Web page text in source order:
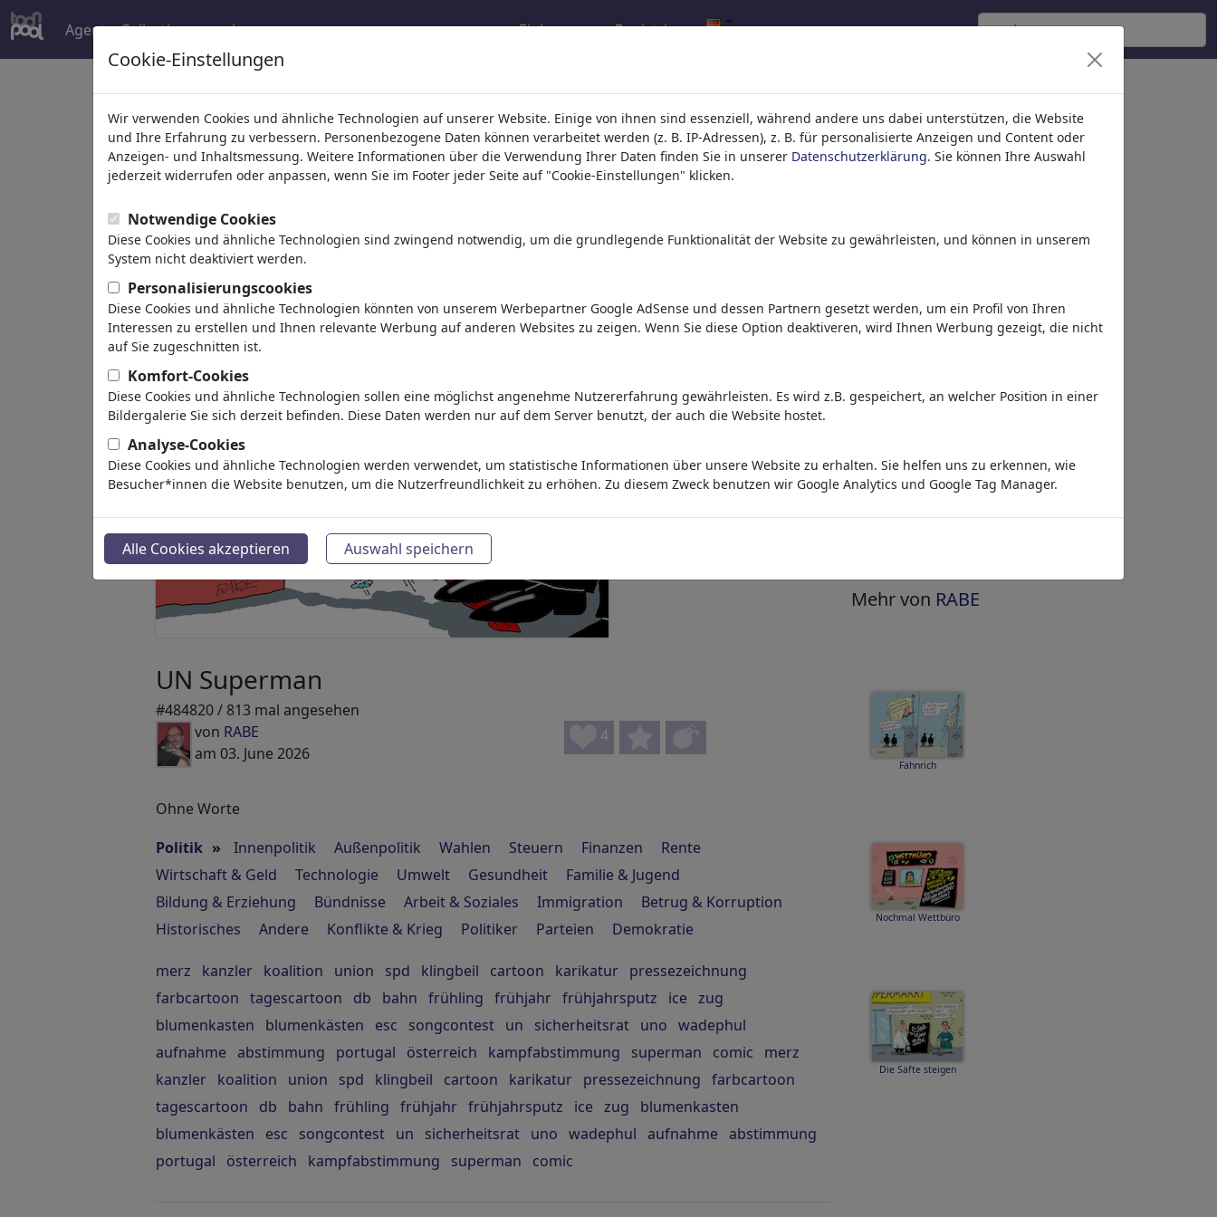
Agent Collections mehr Einloggen Registrieren
Welcome totoonpool.com,
world's largest community for cartoons, caricatures and fun drawings.
Browse413913 artworks,
Cartoons»Neue Cartoons
UN Superman
#484820 / 813 mal angesehen
von RABE
am 03. June 2026
4
Ohne Worte
Politik » Innenpolitik Außenpolitik Wahlen Steuern Finanzen
Rente
Wirtschaft & Geld
Technologie Umwelt Gesundheit
Familie & Jugend
Bildung & Erziehung
Bündnisse Arbeit & Soziales Immigration
Betrug & Korruption
Historisches
Andere Konflikte & Krieg Politiker Parteien Demokratie
merz kanzler koalition union spd klingbeil cartoon karikatur pressezeichnung
farbcartoon tagescartoon db bahn frühling frühjahr frühjahrsputz ice zug
blumenkasten
blumenkästen esc songcontest un sicherheitsrat uno wadephul
aufnahme
abstimmung portugal österreich kampfabstimmung superman comic
merz
kanzler koalition union spd klingbeil cartoon karikatur pressezeichnung farbcartoon
tagescartoon
db bahn frühling frühjahr frühjahrsputz ice zug
blumenkasten
blumenkästen
esc songcontest un sicherheitsrat uno wadephul aufnahme
abstimmung
portugal
österreich kampfabstimmung superman comic
& Web
HighRes-Download
sofort
täglich aktualisiert
Mehr von RABE
Fähnrich
Nochmal Wettbüro
Die Säfte steigen
Cookie-Einstellungen
Wir verwenden Cookies und ähnliche Technologien auf unserer Website. Einige von ihnen sind essenziell, während andere uns dabei unterstützen, die Website
und Ihre Erfahrung zu verbessern. Personenbezogene Daten können verarbeitet werden (z. B. IP-Adressen), z. B. für personalisierte Anzeigen und Content oder
Anzeigen- und Inhaltsmessung. Weitere Informationen über die Verwendung Ihrer Daten finden Sie in unserer Datenschutzerklärung. Sie können Ihre Auswahl
jederzeit widerrufen oder anpassen, wenn Sie im Footer jeder Seite auf "Cookie-Einstellungen" klicken.
Notwendige Cookies
Diese Cookies und ähnliche Technologien sind zwingend notwendig, um die grundlegende Funktionalität der Website zu gewährleisten, und können in unserem
System nicht deaktiviert werden.
Personalisierungscookies
Diese Cookies und ähnliche Technologien könnten von unserem Werbepartner Google AdSense und dessen Partnern gesetzt werden, um ein Profil von Ihren
Interessen zu erstellen und Ihnen relevante Werbung auf anderen Websites zu zeigen. Wenn Sie diese Option deaktiveren, wird Ihnen Werbung gezeigt, die nicht
auf Sie zugeschnitten ist.
Komfort-Cookies
Diese Cookies und ähnliche Technologien sollen eine möglichst angenehme Nutzererfahrung gewährleisten. Es wird z.B. gespeichert, an welcher Position in einer
Bildergalerie Sie sich derzeit befinden. Diese Daten werden nur auf dem Server benutzt, der auch die Website hostet.
Analyse-Cookies
Diese Cookies und ähnliche Technologien werden verwendet, um statistische Informationen über unsere Website zu erhalten. Sie helfen uns zu erkennen, wie
Besucher*innen die Website benutzen, um die Nutzerfreundlichkeit zu erhöhen. Zu diesem Zweck benutzen wir Google Analytics und Google Tag Manager.
Alle Cookies akzeptieren Auswahl speichern